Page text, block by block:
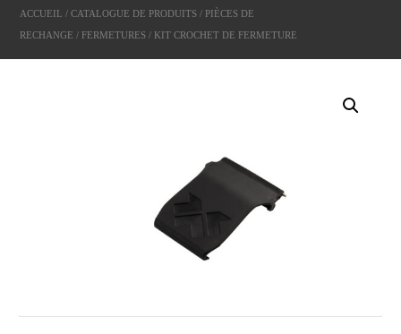
ACCUEIL /CATALOGUE DE PRODUITS / PIÈCES DE
RECHANGE / FERMETURES / KIT CROCHET DE FERMETURE